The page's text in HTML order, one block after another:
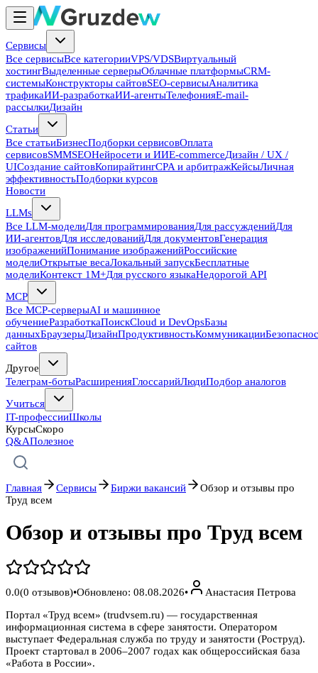
Сервисы
Все сервисыВсе категорииVPS/VDSВиртуальный
хостингВыделенные серверыОблачные платформыCRM-
системыКонструкторы сайтовSEO-сервисыАналитика
трафикаИИ-разработкаИИ-агентыТелефонияE-mail-
рассылкиДизайн
Статьи
Все статьиБизнесПодборки сервисовОплата
сервисовSMMSEOНейросети и ИИE-commerceДизайн / UX /
UIСоздание сайтовКопирайтингCPA и арбитражКейсыЛичная
эффективностьПодборки курсов
Новости
LLMs
Все LLM-моделиДля программированияДля рассужденийДля
ИИ-агентовДля исследованийДля документовГенерация
изображенийПонимание изображенийРоссийские
моделиОткрытые весаЛокальный запускБесплатные
моделиКонтекст 1M+Для русского языкаНедорогой API
MCP
Все MCP-серверыAI и машинное
обучениеРазработкаПоискCloud и DevOpsБазы
данныхБраузерыДизайнПродуктивностьКоммуникации
сайтов
Другое
Телеграм-ботыРасширенияГлоссарийЛюдиПодбор аналогов
Учиться
IT-профессииШколы
КурсыСкоро
Q&AПолезное
Главная Сервисы Биржи вакансий
Обзор и отзывы про
Труд всем
Обзор и отзывы про Труд всем
0.0(0 отзывов)•Обновлено: 08.08.2026•
Анастасия Петрова
Портал «Труд всем» (trudvsem.ru) — государственная
информационная система в сфере занятости. Оператором
выступает Федеральная служба по труду и занятости (Роструд).
Проект стартовал в 2006–2007 годах как общероссийская база
«Работа в России».